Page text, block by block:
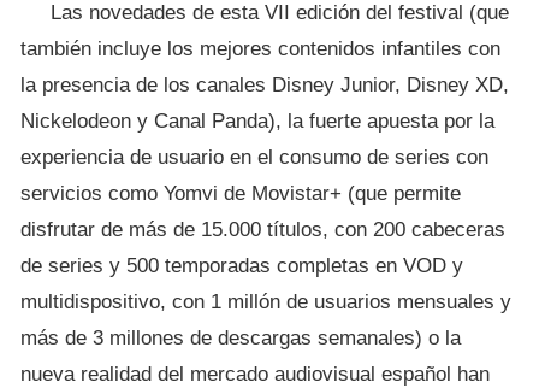
Las novedades de esta VII edición del festival (que
también incluye los mejores contenidos infantiles con
la presencia de los canales Disney Junior, Disney XD,
Nickelodeon y Canal Panda), la fuerte apuesta por la
experiencia de usuario en el consumo de series con
servicios como Yomvi de Movistar+ (que permite
disfrutar de más de 15.000 títulos, con 200 cabeceras
de series y 500 temporadas completas en VOD y
multidispositivo, con 1 millón de usuarios mensuales y
más de 3 millones de descargas semanales) o la
nueva realidad del mercado audiovisual español han